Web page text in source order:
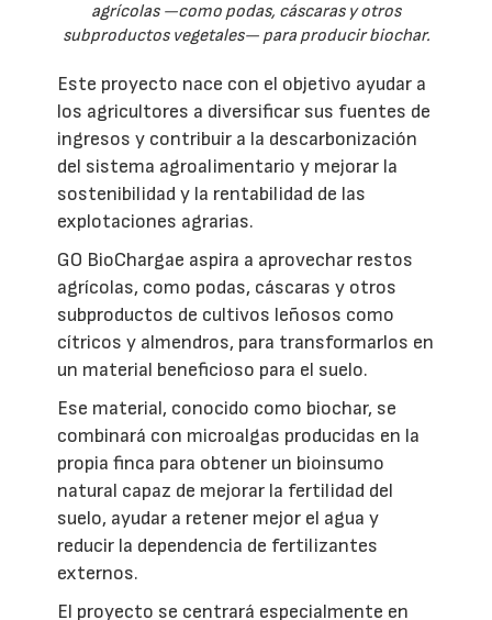
agrícolas —como podas, cáscaras y otros
subproductos vegetales— para producir biochar.
Este proyecto nace con el objetivo ayudar a
los agricultores a diversificar sus fuentes de
ingresos y contribuir a la descarbonización
del sistema agroalimentario y mejorar la
sostenibilidad y la rentabilidad de las
explotaciones agrarias.
GO BioChargae aspira a aprovechar restos
agrícolas, como podas, cáscaras y otros
subproductos de cultivos leñosos como
cítricos y almendros, para transformarlos en
un material beneficioso para el suelo.
Ese material, conocido como biochar, se
combinará con microalgas producidas en la
propia finca para obtener un bioinsumo
natural capaz de mejorar la fertilidad del
suelo, ayudar a retener mejor el agua y
reducir la dependencia de fertilizantes
externos.
El proyecto se centrará especialmente en